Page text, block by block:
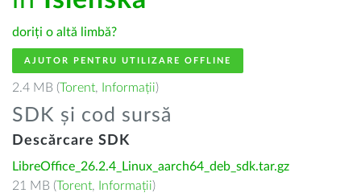
doriți o altă limbă?
AJUTOR PENTRU UTILIZARE OFFLINE
2.4 MB (Torent, Informații)
SDK și cod sursă
Descărcare SDK
LibreOffice_26.2.4_Linux_aarch64_deb_sdk.tar.gz
21 MB (Torent, Informații)